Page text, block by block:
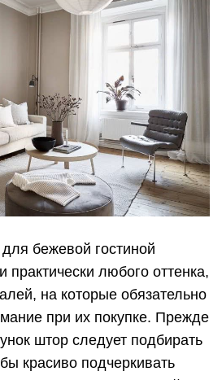
бежевой гостиной
практически любого оттенка,
на которые обязательно
при их покупке. Прежде
штор следует подбирать
красиво подчеркивать